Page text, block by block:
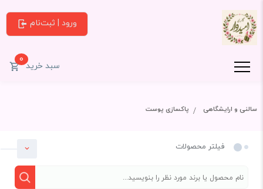
ورود | ثبت‌نام
سبد خرید0
سالنی و ارایشگاهی پاکسازی پوست
فیلتر محصولات